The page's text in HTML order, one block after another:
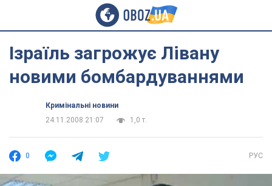
Ізраїль загрожує Лівану
новими бомбардуваннями
Кримінальні новини
24.11.2008 21:07
1,0 т.
0 РУС